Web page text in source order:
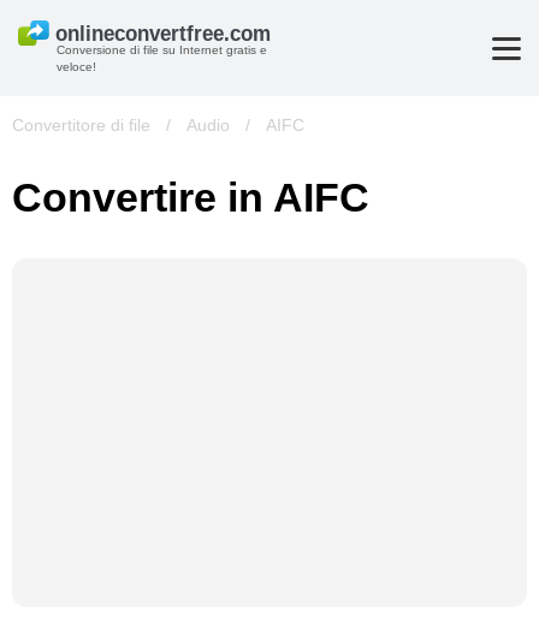
Conversione di file su Internet gratis e
veloce!
Convertitore di file / Audio / AIFC
Convertire in AIFC